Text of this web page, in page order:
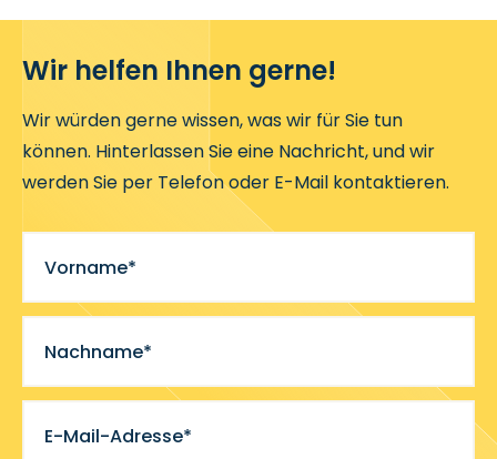
Wir helfen Ihnen gerne!
Wir würden gerne wissen, was wir für Sie tun
können. Hinterlassen Sie eine Nachricht, und wir
werden Sie per Telefon oder E-Mail kontaktieren.
Vorname*
Nachname*
E-Mail-Adresse*